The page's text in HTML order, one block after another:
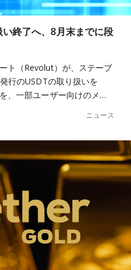
終了へ、8月末までに段
ト（Revolut）が、ステーブ
行のUSDTの取り扱いを
、一部ユーザー向けのメ…
ニュース